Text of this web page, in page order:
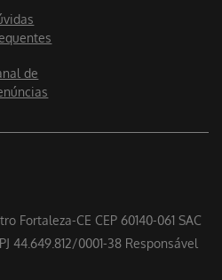
Fortaleza-CE CEP 60140-061 SAC
44.649.812/0001-38 Responsável
de